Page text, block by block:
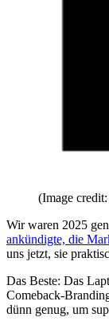
(Image
Wir waren 2025
ankündigte, die
uns jetzt, sie
Das Beste: Das
Comeback-
dünn genug, um